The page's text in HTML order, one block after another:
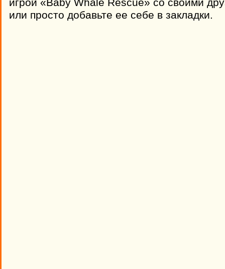
игрой «Baby Whale Rescue» со своими
или просто добавьте ее себе в закладки.